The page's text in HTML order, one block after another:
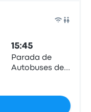
15:45
Parada de
Autobuses de